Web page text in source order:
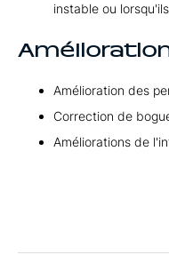
instable ou
Amélioration des
Correction de
Améliorations de